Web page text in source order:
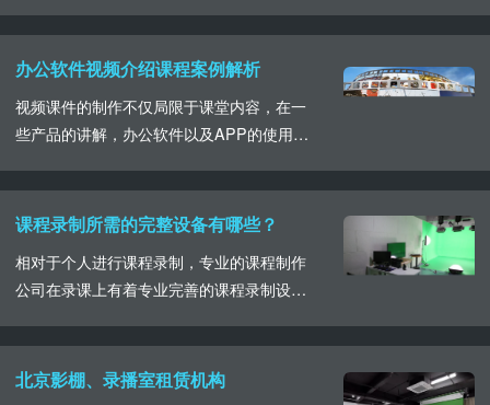
算以及相关课程要求......
件我们就共同来了解一下这些注意事项。首
先如果选择在视频课件中插入PPT内容，就
确的情况下，布局合理，明确的重难点内容
分解，图文并茂。作为视频课程录制的主要
角色，课件的......
办公软件视频介绍课程案例解析
视频课件的制作不仅局限于课堂内容，在一
些产品的讲解，办公软件以及APP的使用介
过海关在稽查财务数据办公软件的应用中，
进行教学短视频的制作，此次教学视频内容
拍摄以及相关的数据采集内容讲解两部分，
为了方便于受众的认识和了解，从短视频中
我们可以看出画......
课程录制所需的完整设备有哪些？
相对于个人进行课程录制，专业的课程制作
公司在录课上有着专业完善的课程录制设
方案制定，选择合适的录制设备，一套完整
的课程录制设备都有什么我们具体详细的了
北京影棚、录播室租赁机构